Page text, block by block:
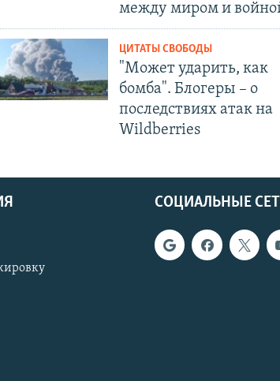
между миром и
ЦИТАТЫ СВОБОДЫ
"Может ударить, как
бомба". Блогеры – о
последствиях атак на
Wildberries
СОЦИАЛЬНЫЕ